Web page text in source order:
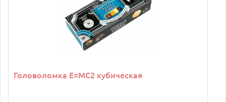
Головоломка E=MC2 кубическая